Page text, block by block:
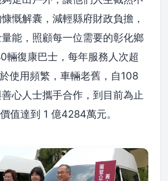
慨解囊，減輕縣府財政負擔，
能，照顧每一位需要的彰化鄉
輛復康巴士，每年服務人次超
使用頻繁，車輛老舊，自108
心人士攜手合作，到目前為止
值達到 1 億4284萬元。